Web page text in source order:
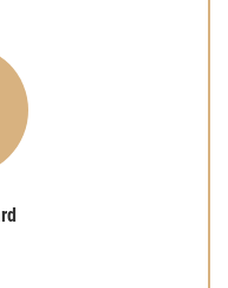
en prise sur la vie et